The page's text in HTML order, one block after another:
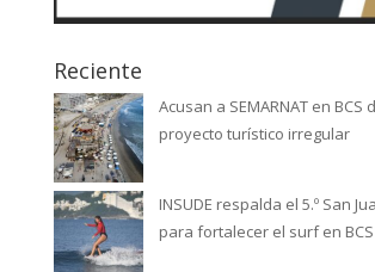
Reciente
Acusan a SEMARNAT en
proyecto turístico irregular
INSUDE respalda el 5.º San
para fortalecer el surf en BCS